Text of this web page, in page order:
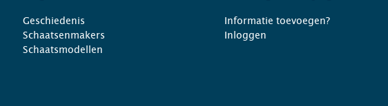
Geschiedenis
Schaatsenmakers
Schaatsmodellen
Informatie toevoegen?
Inloggen